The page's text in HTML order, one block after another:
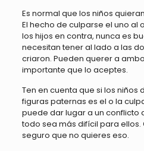
Es normal que los niños
El hecho de culparse el uno al
los hijos en contra, nunca es
necesitan tener al lado a las
criaron. Pueden querer a
importante que lo aceptes.
Ten en cuenta que si los niños
figuras paternas es el o la
puede dar lugar a un conflicto
todo sea más difícil para
seguro que no quieres eso.